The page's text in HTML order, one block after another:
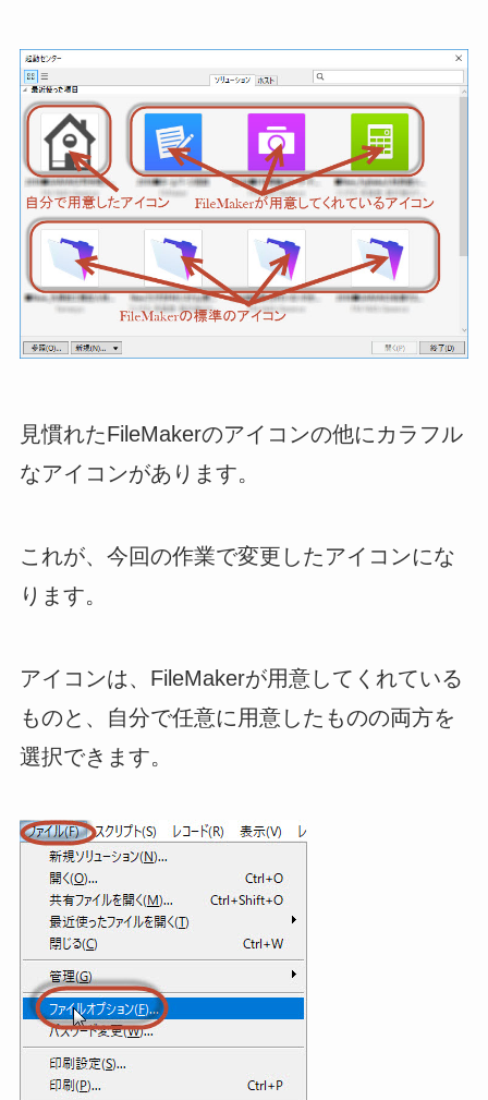
見慣れたFileMakerのアイコンの他にカラフル
なアイコンがあります。
これが、今回の作業で変更したアイコンにな
ります。
アイコンは、FileMakerが用意してくれている
ものと、自分で任意に用意したものの両方を
選択できます。